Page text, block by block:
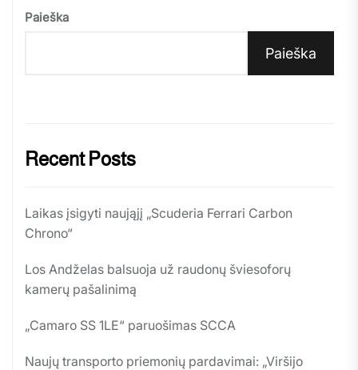
Paieška
Paieška
Recent Posts
Laikas įsigyti naująjį „Scuderia Ferrari Carbon
Chrono“
Los Andželas balsuoja už raudonų šviesoforų
kamerų pašalinimą
„Camaro SS 1LE“ paruošimas SCCA
Naujų transporto priemonių pardavimai: „Viršijo